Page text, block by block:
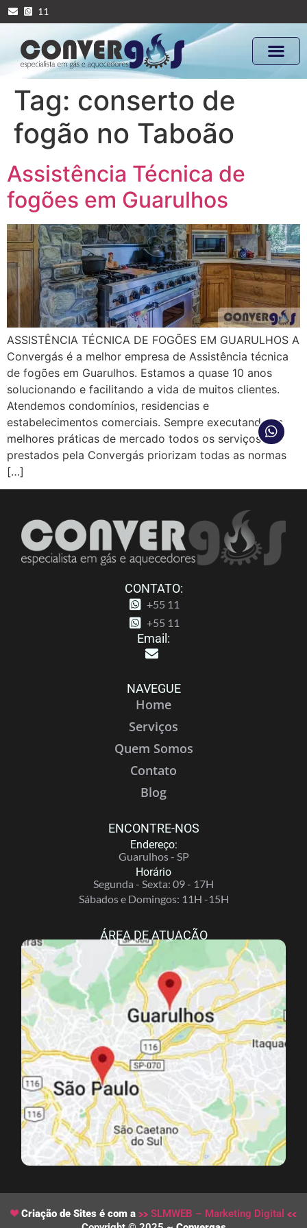
11
Tag: conserto de
fogão no Taboão
Assistência Técnica de
fogões em Guarulhos
ASSISTÊNCIA TÉCNICA DE FOGÕES EM GUARULHOS A
Convergás é a melhor empresa de Assistência técnica
de fogões em Guarulhos. Estamos a quase 10 anos
solucionando e facilitando a vida de muitos clientes.
Atendemos condomínios, residencias e
estabelecimentos comerciais. Sempre executando as
melhores práticas de mercado todos os serviços
prestados pela Convergás priorizam todas as normas
[…]
CONTATO:
+55 11
+55 11
Email:
NAVEGUE
Home
Serviços
Quem Somos
Contato
Blog
ENCONTRE-NOS
Endereço:
Guarulhos - SP
Horário
Segunda - Sexta: 09 - 17H
Sábados e Domingos: 11H -15H
ÁREA DE ATUAÇÃO
Criação de Sites é com a
SLMWEB – Marketing Digital